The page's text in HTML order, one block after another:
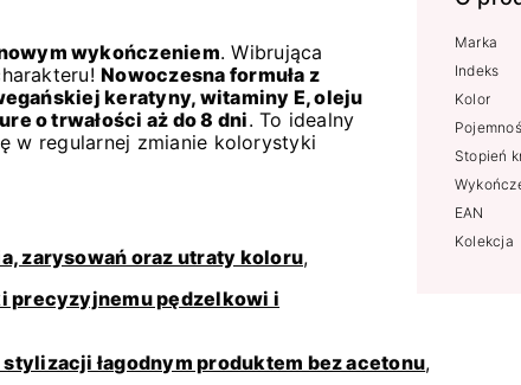
Marka
Indeks
Kolor
Stopień
EAN
Kolekcja
wykończeniem. Wibrująca
Nowoczesna formuła z
keratyny, witaminy E, oleju
o trwałości aż do 8 dni. To idealny
w regularnej zmianie kolorystyki
zarysowań oraz utraty koloru,
precyzyjnemu pędzelkowi i
łagodnym produktem bez acetonu,